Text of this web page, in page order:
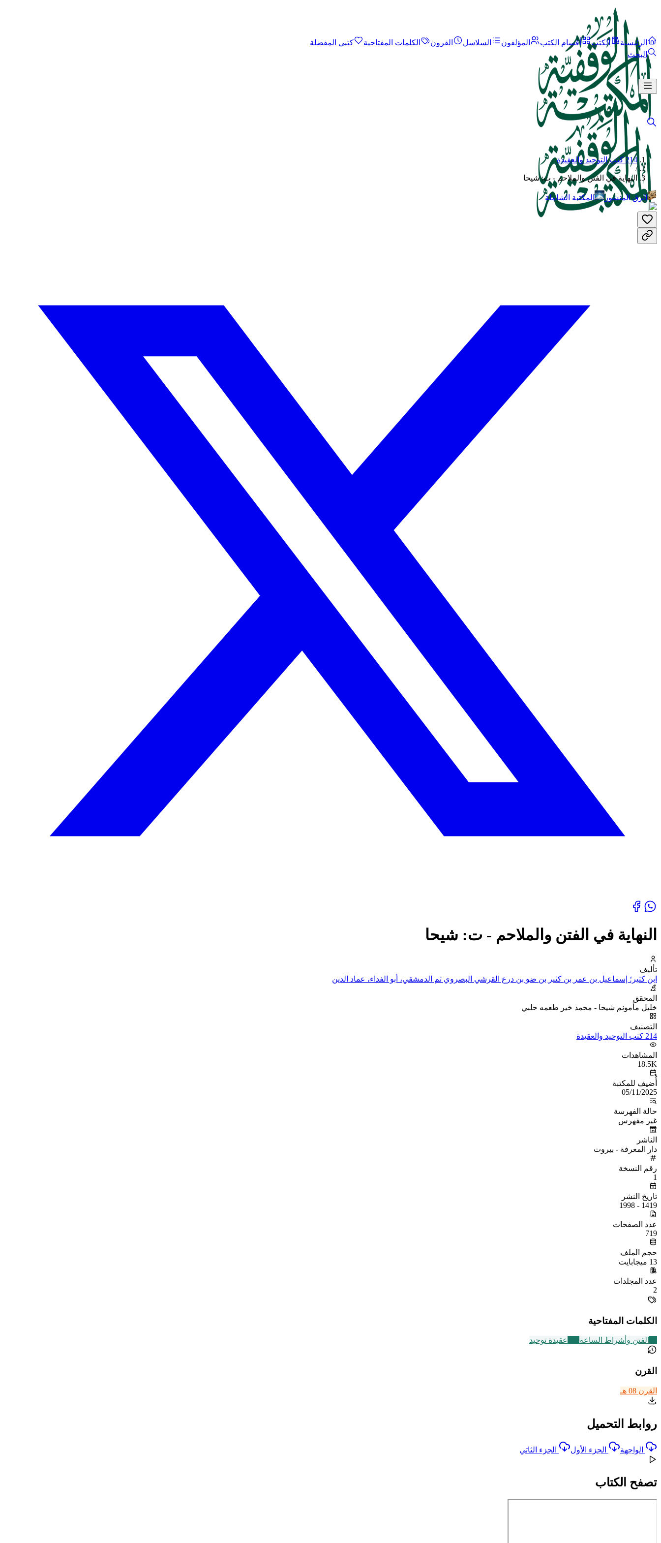
الرئيسية الكتب أقسام الكتب المؤلفون السلاسل القرون الكلمات المفتاحية
كتبي المفضلة
البحث
214 كتب التوحيد والعقيدة
/
النهاية في الفتن والملاحم - ت: شيحا
الرق المنشور المكتبة الشاملة
النهاية في الفتن والملاحم - ت: شيحا
تأليف
ابن كثير؛ إسماعيل بن عمر بن كثير بن ضو بن درع القرشي البصروي ثم الدمشقي، أبو الفداء، عماد الدين
المحقق
خليل مأمونم شيحا - محمد خير طعمه حلبي
التصنيف
214 كتب التوحيد والعقيدة
المشاهدات
18.5K
أُضيف للمكتبة
05/11/2025
حالة الفهرسة
غير مفهرس
الناشر
دار المعرفة - بيروت
رقم النسخة
1
تاريخ النشر
1419 - 1998
عدد الصفحات
719
حجم الملف
13 ميجابايت
عدد المجلدات
2
الكلمات المفتاحية
الفتن وأشراط الساعة عقيدة توحيد
القرن
القرن 08 هـ
روابط التحميل
الواجهة الجزء الأول الجزء الثاتي
تصفح الكتاب